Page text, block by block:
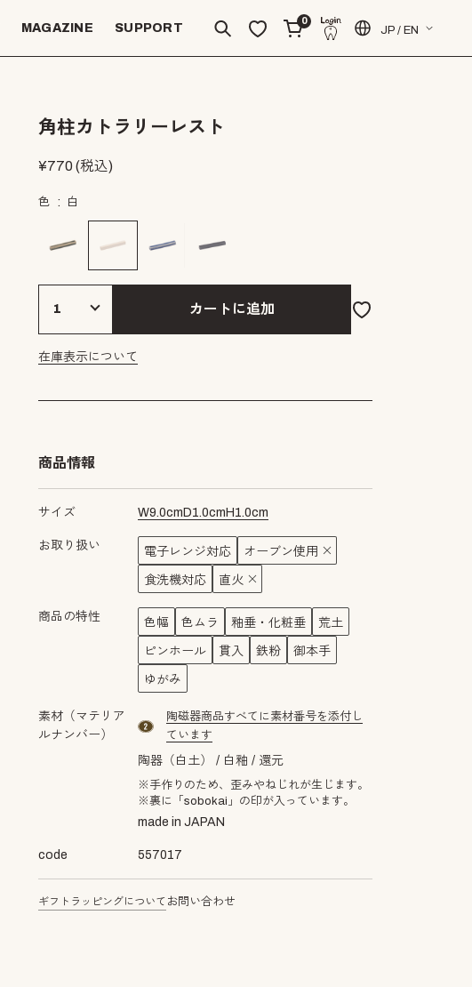
MAGAZINE SUPPORT
0
JP / EN
角柱カトラリーレスト
¥770(税込)
色 白
カートに追加
在庫表示について
商品情報
サイズ W9.0cm D1.0cm H 1.0cm
お取り扱い 電子レンジ対応 オーブン使用
食洗機対応 直火
商品の特性 色幅 色ムラ 釉垂・化粧垂 荒土
ピンホール 貫入 鉄粉 御本手
ゆがみ
素材（マテリア
ルナンバー）
material number2
陶磁器商品すべてに素材番号を添付し
ています
陶器（白土） 白釉 還元
※手作りのため、歪みやねじれが生じます。
※裏に「sobokai」の印が入っています。
made in JAPAN
code 557017
ギフトラッピングについて お問い合わせ